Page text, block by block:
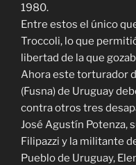
1980.
Entre estos el único
Troccoli, lo que
libertad de la que
Ahora este torturador
(Fusna) de Uruguay
contra otros tres
José Agustín Potenza,
Filipazzi y la militante
Pueblo de Uruguay,